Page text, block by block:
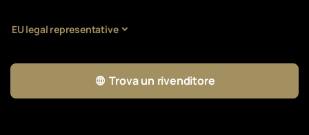
EU legal representative
Trova un rivenditore